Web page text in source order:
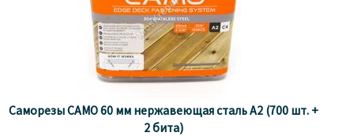
Саморезы CAMO 60 мм нержавеющая сталь A2 (700 шт. +
2 бита)